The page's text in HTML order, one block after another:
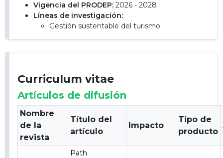
Vigencia del PRODEP: 2026 - 2028
Líneas de investigación:
Gestión sustentable del turismo
Curriculum vitae
Artículos de difusión
Nombre
de la
revista
Título del
artículo
Impacto
Tipo de
producto
Path